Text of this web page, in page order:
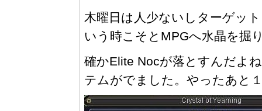
木曜日は人少ないしターゲッ
いう時こそとMPGへ水晶を掘
確かElite Nocが落とすんだよ
テムがでました。やったあと